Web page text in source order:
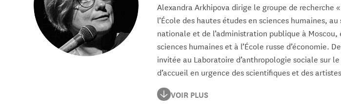
Alexandra Arkhipova dirige le groupe de recherche
l’École des hautes études en sciences humaines,
nationale et de l’administration publique à Moscou,
sciences humaines et à l’École russe d’économie.
invitée au Laboratoire d’anthropologie sociale sur
d’accueil en urgence des scientifiques et des
Alexandra Arkhipova a publié Les choses
Anna Kirzyuk, Moscou, Novoe Literaturnoe
VOIR PLUS